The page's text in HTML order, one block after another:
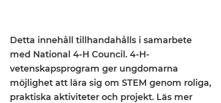
Detta innehåll tillhandahålls i samarbete
med National 4-H Council. 4-H-
vetenskapsprogram ger ungdomarna
möjlighet att lära sig om STEM genom roliga,
praktiska aktiviteter och projekt. Läs mer